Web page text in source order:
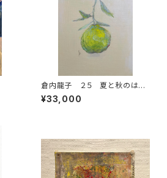
倉内龍子 ２５ 夏と秋のはざ
ま
¥33,000